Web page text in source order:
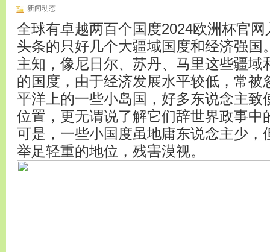
新闻动态
全球有卓越两百个国度2024欧洲杯官
头条的只好几个大疆域国度和经济强国
主知，像尼日尔、苏丹、马里这些疆域
的国度，由于经济发展水平较低，常被
平洋上的一些小岛国，好多东说念主致
位置，更无谓说了解它们辞世界政事中
可是，一些小国度虽地庸东说念主少，
举足轻重的地位，残害漠视。